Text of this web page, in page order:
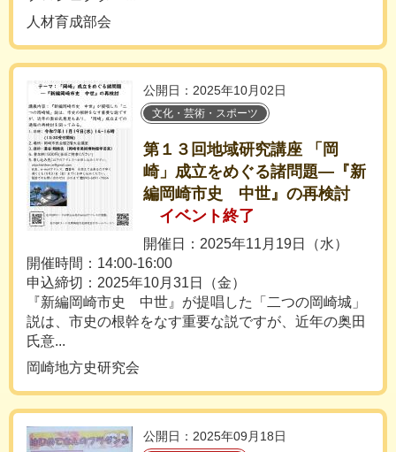
人材育成部会
公開日：2025年10月02日
文化・芸術・スポーツ
第１３回地域研究講座 「岡
崎」成立をめぐる諸問題―『新
編岡崎市史 中世』の再検討
イベント終了
開催日：2025年11月19日（水）
開催時間：14:00-16:00
申込締切：2025年10月31日（金）
『新編岡崎市史 中世』が提唱した「二つの岡崎城」
説は、市史の根幹をなす重要な説ですが、近年の奥田
氏意...
岡崎地方史研究会
公開日：2025年09月18日